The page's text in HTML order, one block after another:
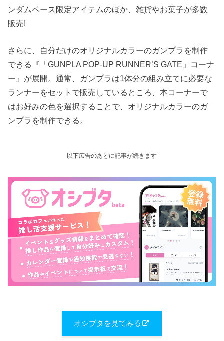
ンダムベース限定アイテムのほか、雑貨やお菓子が多数
販売!
さらに、自分だけのオリジナルカラーのガンプラを制作
できる『「GUNPLA POP-UP RUNNER’S GATE」コーナ
ー』が展開。通常、ガンプラは1体分の組み立てに必要な
ランナーをセットで販売しているところ、本コーナーで
はお好みの色を選択することで、オリジナルカラーのガ
ンプラを制作できる。
以下広告のあとに記事が続きます
オシブタを見てみる